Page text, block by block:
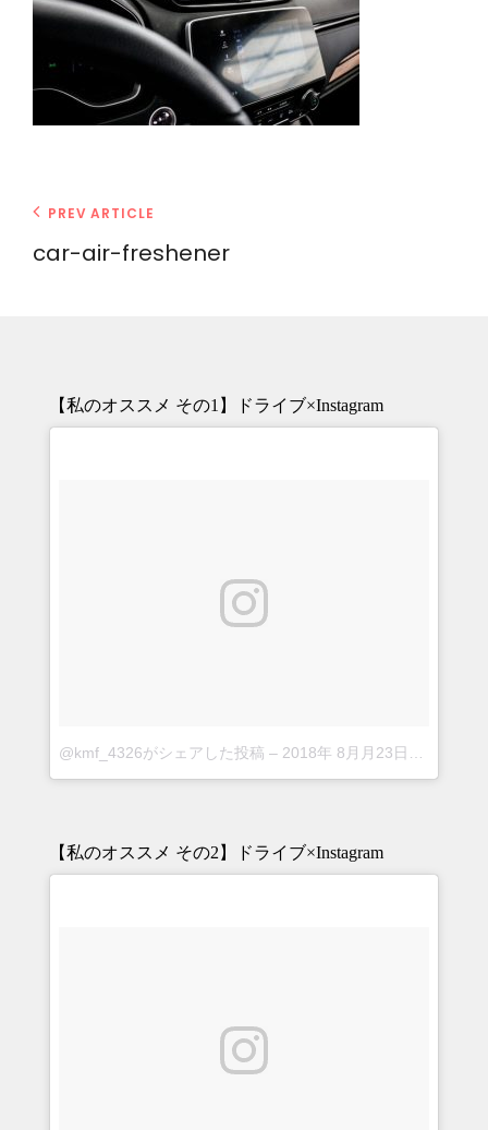
投
稿
ョ
Previous
Post
PREV ARTICLE
car-air-freshener
【私のオススメ その1】ドライブ×Instagram
@kmf_4326がシェアした投稿 – 2018年 8月月23日午前5時04分PDT
【私のオススメ その2】ドライブ×Instagram